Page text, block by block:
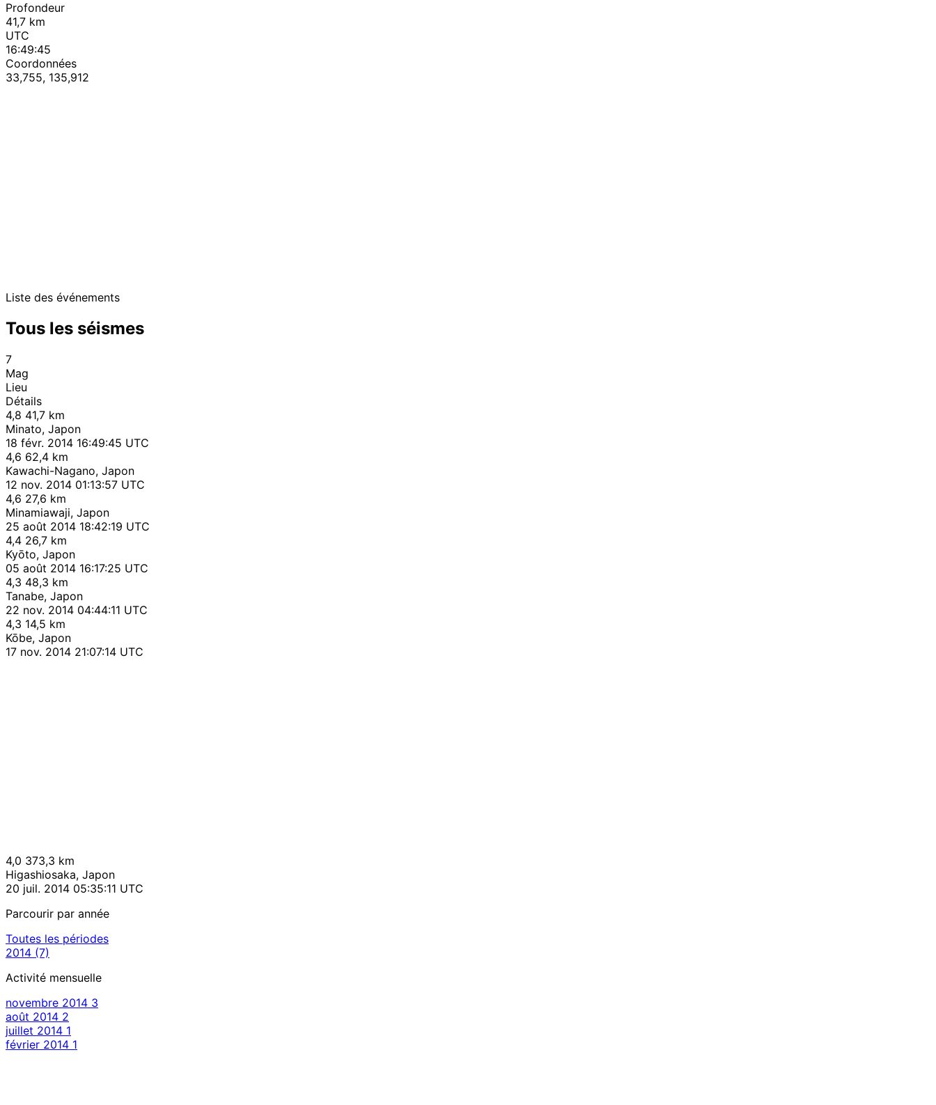
Profondeur
41,7 km
UTC
16:49:45
Coordonnées
33,755, 135,912
Liste des événements
Tous les séismes
7
Mag
Lieu
Détails
4,8 41,7 km
Minato, Japon
18 févr. 2014 16:49:45 UTC
4,6 62,4 km
Kawachi-Nagano, Japon
12 nov. 2014 01:13:57 UTC
4,6 27,6 km
Minamiawaji, Japon
25 août 2014 18:42:19 UTC
4,4 26,7 km
Kyōto, Japon
05 août 2014 16:17:25 UTC
4,3 48,3 km
Tanabe, Japon
22 nov. 2014 04:44:11 UTC
4,3 14,5 km
Kōbe, Japon
17 nov. 2014 21:07:14 UTC
4,0 373,3 km
Higashiosaka, Japon
20 juil. 2014 05:35:11 UTC
Parcourir par année
Toutes les périodes
2014 (7)
Activité mensuelle
novembre 2014 3
août 2014 2
juillet 2014 1
février 2014 1